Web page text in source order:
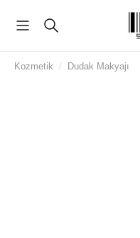
Kozmetik / Dudak Makyajı